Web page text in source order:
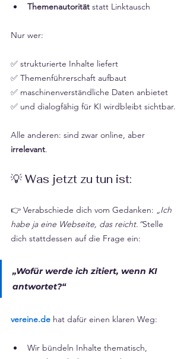
Themenautorität statt Linktausch
Nur wer:
✅ strukturierte Inhalte liefert
✅ Themenführerschaft aufbaut
✅ maschinenverständliche Daten anbietet
✅ und dialogfähig für KI wirdbleibt sichtbar.
Alle anderen: sind zwar online, aber
irrelevant.
💡 Was jetzt zu tun ist:
👉 Verabschiede dich vom Gedanken: „Ich
habe ja eine Webseite, das reicht.“Stelle
dich stattdessen auf die Frage ein:
„Wofür werde ich zitiert, wenn KI
antwortet?“
vereine.de hat dafür einen klaren Weg:
Wir bündeln Inhalte thematisch,